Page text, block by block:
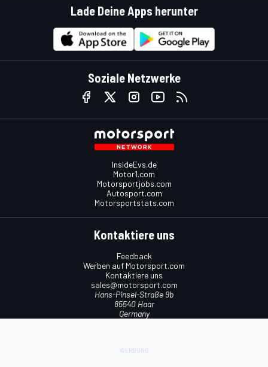
Lade Deine Apps herunter
Soziale Netzwerke
InsideEvs.de
Motor1.com
Motorsportjobs.com
Autosport.com
Motorsportstats.com
Kontaktiere uns
Feedback
Werben auf Motorsport.com
Kontaktiere uns
sales@motorsport.com
Hans-Pinsel-Straße 9b
85540 Haar
Germany
Utiq verwalten